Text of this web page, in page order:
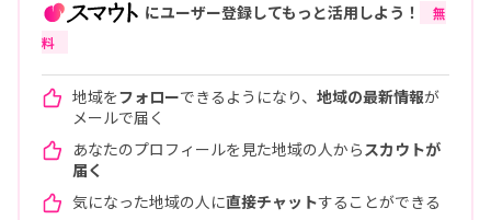
にユーザー登録してもっと活用しよう！
無
料
地域をフォローできるようになり、 地域の最新情報が
メールで届く
あなたのプロフィールを見た地域の人から スカウトが
届く
気になった地域の人に直接チャットすることができる